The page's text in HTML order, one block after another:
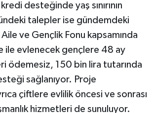
desteğinde yaş sınırının
talepler ise gündemdeki
ve Gençlik Fonu kapsamında
ile evlenecek gençlere 48 ay
ödemesiz, 150 bin lira tutarında
sağlanıyor. Proje
çiftlere evlilik öncesi ve sonrası
hizmetleri de sunuluyor.